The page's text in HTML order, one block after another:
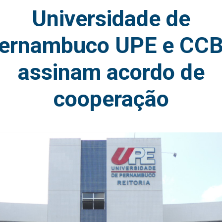
Universidade de
UPE e
assinam acordo de
cooperação